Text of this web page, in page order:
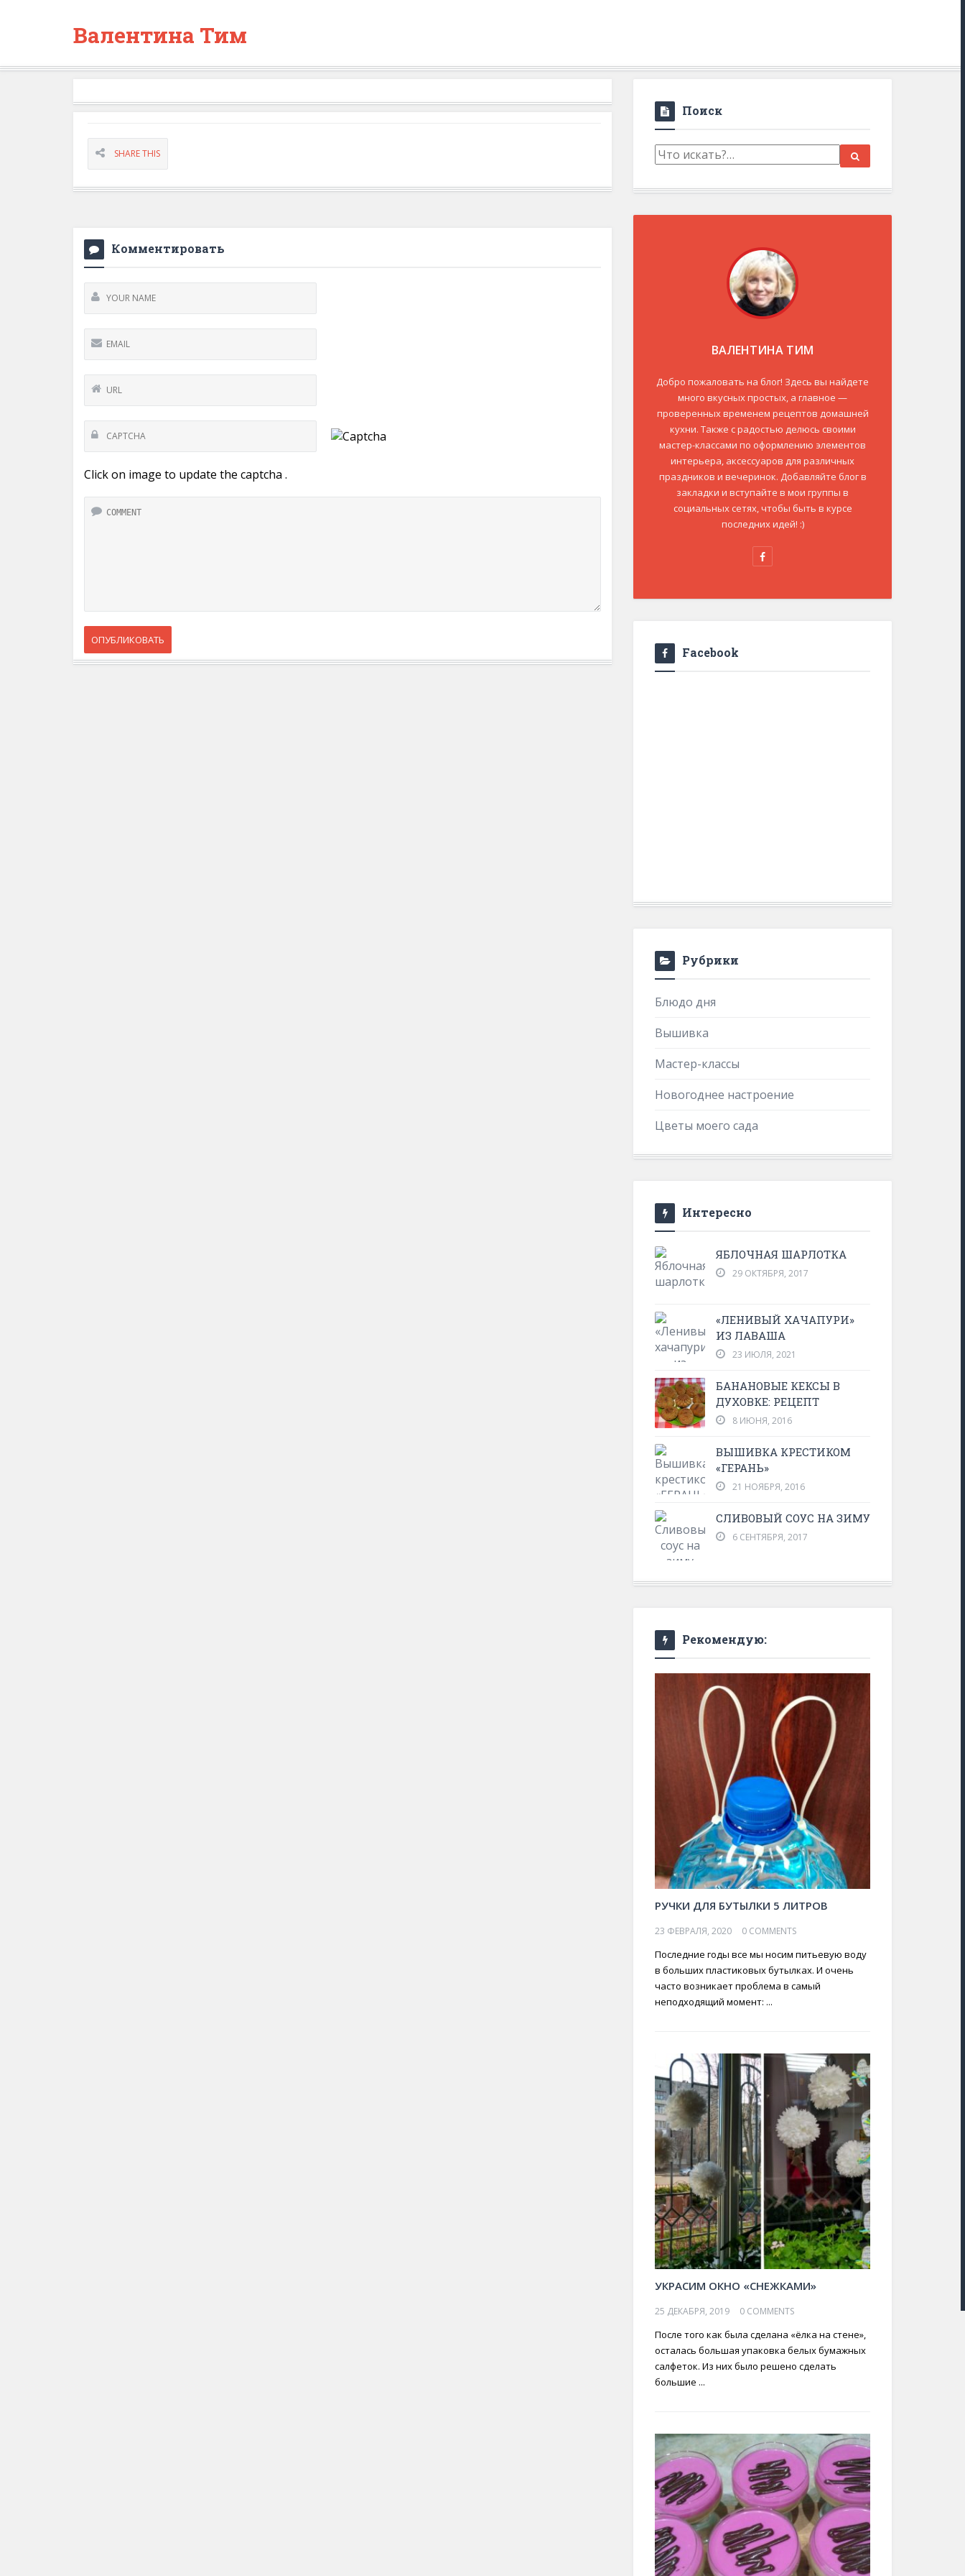
Валентина Тим
SHARE THIS
Комментировать
Click on image to update the captcha .
Поиск
ВАЛЕНТИНА ТИМ
Добро пожаловать на блог! Здесь вы найдете
много вкусных простых, а главное —
проверенных временем рецептов домашней
кухни. Также с радостью делюсь своими
мастер-классами по оформлению элементов
интерьера, аксессуаров для различных
праздников и вечеринок. Добавляйте блог в
закладки и вступайте в мои группы в
социальных сетях, чтобы быть в курсе
последних идей! :)
Facebook
Рубрики
Блюдо дня
Вышивка
Мастер-классы
Новогоднее настроение
Цветы моего сада
Интересно
ЯБЛОЧНАЯ ШАРЛОТКА
29 ОКТЯБРЯ, 2017
«ЛЕНИВЫЙ ХАЧАПУРИ»
ИЗ ЛАВАША
23 ИЮЛЯ, 2021
БАНАНОВЫЕ КЕКСЫ В
ДУХОВКЕ: РЕЦЕПТ
8 ИЮНЯ, 2016
ВЫШИВКА КРЕСТИКОМ
«ГЕРАНЬ»
21 НОЯБРЯ, 2016
СЛИВОВЫЙ СОУС НА ЗИМУ
6 СЕНТЯБРЯ, 2017
Рекомендую:
РУЧКИ ДЛЯ БУТЫЛКИ 5 ЛИТРОВ
23 ФЕВРАЛЯ, 2020 0 COMMENTS
Последние годы все мы носим питьевую воду
в больших пластиковых бутылках. И очень
часто возникает проблема в самый
неподходящий момент: ...
УКРАСИМ ОКНО «СНЕЖКАМИ»
25 ДЕКАБРЯ, 2019 0 COMMENTS
После того как была сделана «ёлка на стене»,
осталась большая упаковка белых бумажных
салфеток. Из них было решено сделать
большие ...